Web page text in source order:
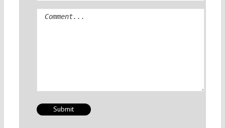
Comment